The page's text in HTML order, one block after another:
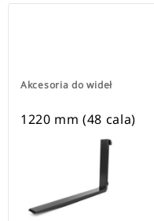
Akcesoria do wideł
1220 mm (48 cala)